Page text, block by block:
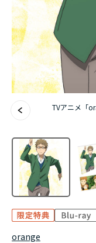
TVアニメ「
orange